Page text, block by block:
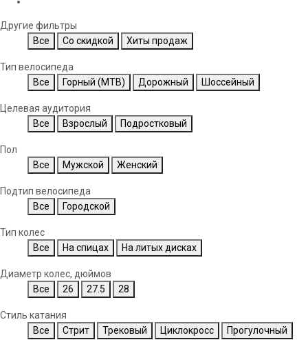
Другие фильтры
Все
Со скидкой Хиты продаж
Тип велосипеда
Все
Горный (MTB) Дорожный Шоссейный
Целевая аудитория
Все
Взрослый Подростковый
Пол
Все
Мужской Женский
Подтип велосипеда
Все
Городской
Тип колес
Все
На спицах На литых дисках
Диаметр колес, дюймов
Все
26 27.5 28
Стиль катания
Все
Стрит Трековый Циклокросс Прогулочный